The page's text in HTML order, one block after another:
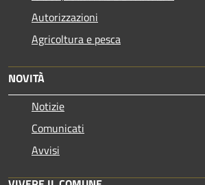
Autorizzazioni
Agricoltura e pesca
NOVITÀ
Notizie
Comunicati
Avvisi